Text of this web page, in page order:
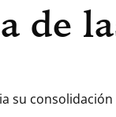
de
su